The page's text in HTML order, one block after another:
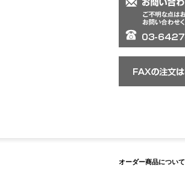
オーダー商品について